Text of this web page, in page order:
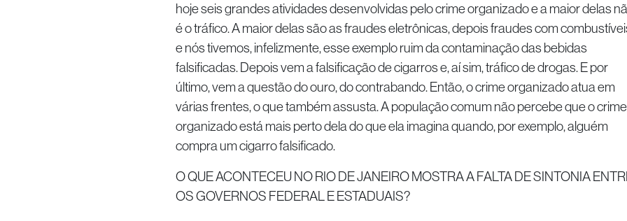
hoje seis grandes atividades desenvolvidas pelo crime organizado e a maior delas
é o tráfico. A maior delas são as fraudes eletrônicas, depois fraudes com
e nós tivemos, infelizmente, esse exemplo ruim da contaminação das bebidas
falsificadas. Depois vem a falsificação de cigarros e, aí sim, tráfico de drogas. E por
último, vem a questão do ouro, do contrabando. Então, o crime organizado atua em
várias frentes, o que também assusta. A população comum não percebe que o crime
organizado está mais perto dela do que ela imagina quando, por exemplo, alguém
compra um cigarro falsificado.
O QUE ACONTECEU NO RIO DE JANEIRO MOSTRA A FALTA DE SINTONIA
OS GOVERNOS FEDERAL E ESTADUAIS?